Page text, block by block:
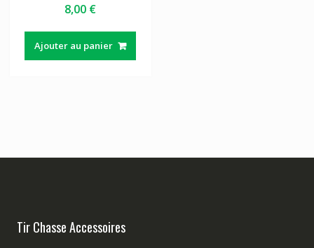
8,00 €
Ajouter au panier
Tir Chasse Accessoires